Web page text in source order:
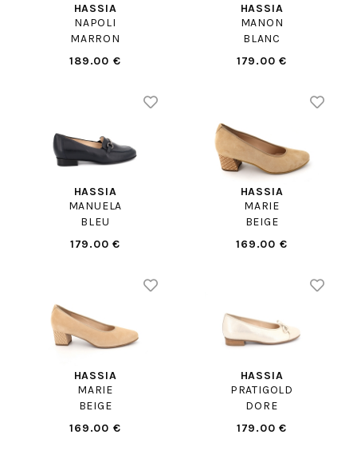
HASSIA
NAPOLI
MARRON
189.00 €
HASSIA
MANON
BLANC
179.00 €
HASSIA
MANUELA
BLEU
179.00 €
HASSIA
MARIE
BEIGE
169.00 €
HASSIA
MARIE
BEIGE
169.00 €
HASSIA
PRATIGOLD
DORE
179.00 €